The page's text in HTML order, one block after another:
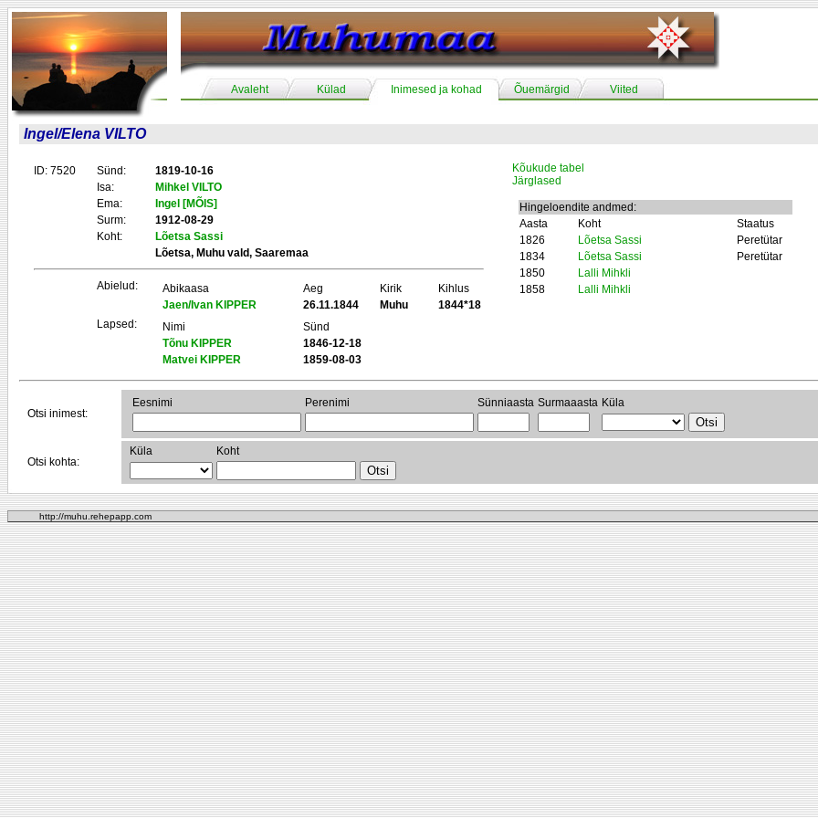
Avaleht Külad Inimesed ja kohad Õuemärgid Viited
Ingel/Elena VILTO
ID: 7520 Sünd:
1819-10-16
Isa:
Mihkel VILTO
Ema:
Ingel [MÕIS]
Surm:
1912-08-29
Koht:
Lõetsa Sassi
Lõetsa, Muhu vald, Saaremaa
Abielud: Abikaasa Aeg Kirik
Kihlus
Jaen/Ivan KIPPER
26.11.1844 Muhu
1844*18
Lapsed:
Nimi
Sünd
Tõnu KIPPER
1846-12-18
Matvei KIPPER
1859-08-03
Kõukude tabel
Järglased
Hingeloendite andmed:
Aasta
Koht
Staatus
1826
Lõetsa Sassi
Peretütar
1834
Lõetsa Sassi
Peretütar
1850
Lalli Mihkli
1858
Lalli Mihkli
Otsi inimest:
Eesnimi Perenimi Sünniaasta Surmaaasta Küla
Otsi kohta:
Küla Koht
http://muhu.rehepapp.com